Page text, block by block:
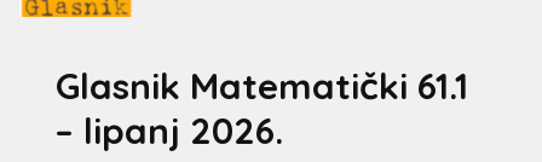
Glasnik Matematički 61.1
– lipanj 2026.